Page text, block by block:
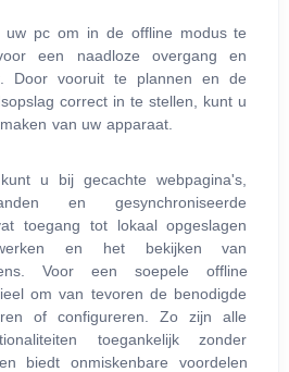
uw pc om in de offline modus te
een naadloze overgang en
Door vooruit te plannen en de
correct in te stellen, kunt u
van uw apparaat.
u bij gecachte webpagina's,
en gesynchroniseerde
toegang tot lokaal opgeslagen
en het bekijken van
Voor een soepele offline
om van tevoren de benodigde
of configureren. Zo zijn alle
toegankelijk zonder
biedt onmiskenbare voordelen